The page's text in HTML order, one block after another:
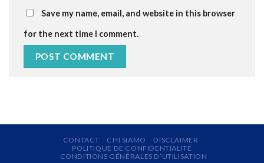
Save my name, email, and website in this browser
for the next time I comment.
CONTACT CHI SIAMO
DISCLAIMER
POLITIQUE DE CONFIDENTIALITÉ
CONDITIONS GÉNÉRALES D’UTILISATION